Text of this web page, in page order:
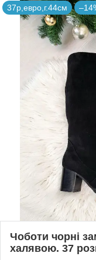
37р,евро,г.44см
Чоботи чорні
халявою. 37